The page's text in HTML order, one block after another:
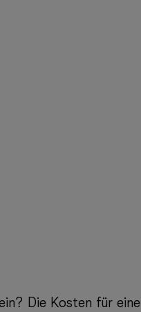
Die Kosten für eine